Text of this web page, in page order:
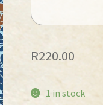
R220.00
1 in stock